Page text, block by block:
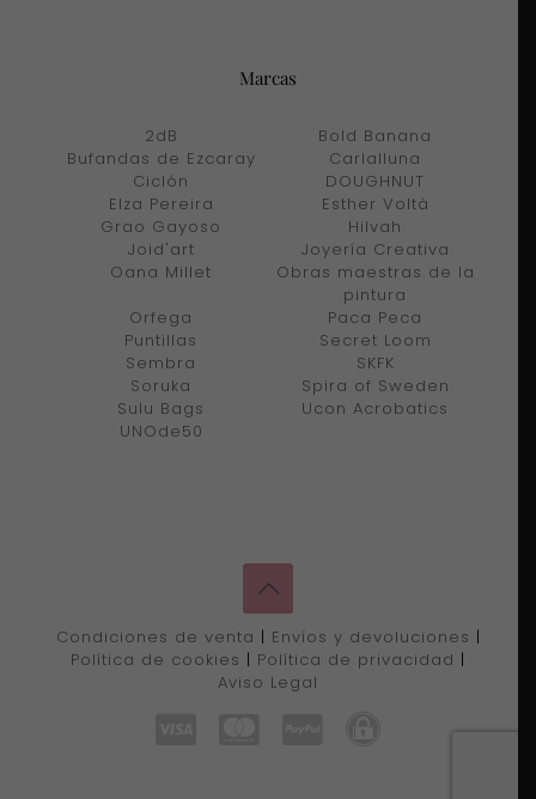
Marcas
2dB
Bold Banana
Bufandas de Ezcaray
Carlalluna
Ciclón
DOUGHNUT
Elza Pereira
Esther Voltà
Grao Gayoso
Hilvah
Joid'art
Joyería Creativa
Oana Millet
Obras maestras de la
pintura
Orfega
Paca Peca
Puntillas
Secret Loom
Sembra
SKFK
Soruka
Spira of Sweden
Sulu Bags
Ucon Acrobatics
UNOde50
Condiciones de venta | Envíos y devoluciones |
Política de cookies | Política de privacidad |
Aviso Legal